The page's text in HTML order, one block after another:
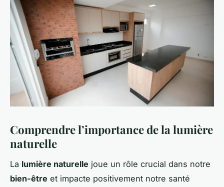
Comprendre l’importance de la lumière
naturelle
La lumière naturelle joue un rôle crucial dans notre
bien-être et impacte positivement notre santé